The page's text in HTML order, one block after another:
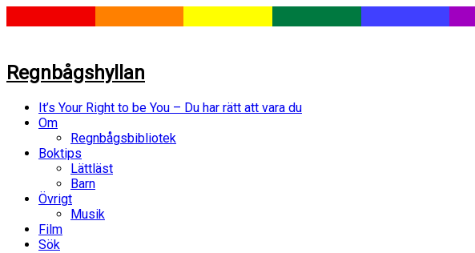
Regnbågshyllan
It’s Your Right to be You – Du har rätt att vara du
Om
Regnbågsbibliotek
Boktips
Lättläst
Barn
Övrigt
Musik
Film
Sök